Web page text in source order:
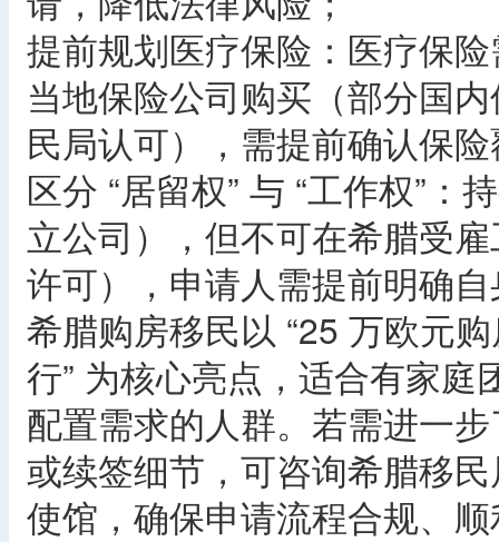
提前规划医疗保险：医疗保
当地保险公司购买（部分国
民局认可），需提前确认保
区分 “居留权” 与 “工作权”
立公司），但不可在希腊受
许可），申请人需提前明确
希腊购房移民以 “25 万欧元
行” 为核心亮点，适合有家
配置需求的人群。若需进一
或续签细节，可咨询希腊移
使馆，确保申请流程合规、顺